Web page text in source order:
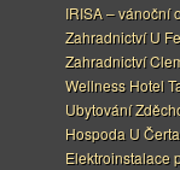
IRISA – vánoční
Zahradnictví U
Zahradnictví
Wellness Hotel
Ubytování
Hospoda U
Elektroinstalace